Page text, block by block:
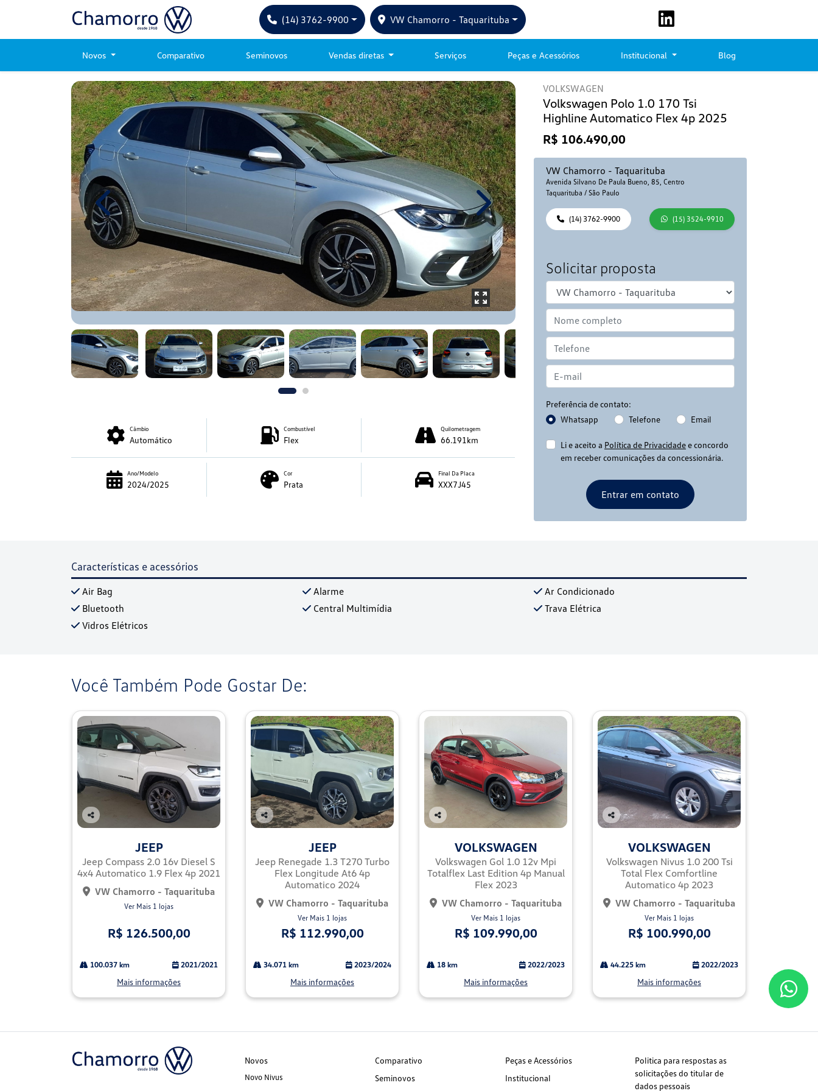
(14) 3762-9900 VW Chamorro - Taquarituba
Novos Comparativo Seminovos Vendas diretas Serviços Peças e Acessórios Institucional Blog
VOLKSWAGEN
Volkswagen Polo 1.0 170 Tsi
Highline Automatico Flex 4p 2025
R$ 106.490,00
VW Chamorro - Taquarituba
Avenida Silvano De Paula Bueno, 85, Centro
Taquarituba / São Paulo
(14) 3762-9900 (15) 3524-9910
Solicitar proposta
Preferência de contato:
Whatsapp
Telefone Email
Li e aceito a Política de Privacidadee concordo
em receber comunicações da concessionária.
Entrar em contato
Previous Next
Câmbio
Automático
Combustível
Flex
Quilometragem
66.191km
Ano/Modelo
2024/2025
Cor
Prata
Final Da Placa
XXX7J45
Características e acessórios
Air Bag Alarme
Ar Condicionado
Bluetooth
Central Multimídia
Trava Elétrica
Vidros Elétricos
Você Também Pode Gostar De:
Co
lhe
JEEP
Jeep Compass 2.0 16v Diesel S
4x4 Automatico 1.9 Flex 4p 2021
VW Chamorro - Taquarituba
Ver Mais 1 lojas
R$ 126.500,00
100.037 km 2021/2021
Mais informações
Co
lhe
JEEP
Jeep Renegade 1.3 T270 Turbo
Flex Longitude At6 4p
Automatico 2024
VW Chamorro - Taquarituba
Ver Mais 1 lojas
R$ 112.990,00
34.071 km 2023/2024
Mais informações
Co
lhe
VOLKSWAGEN
Volkswagen Gol 1.0 12v Mpi
Totalflex Last Edition 4p Manual
Flex 2023
VW Chamorro - Taquarituba
Ver Mais 1 lojas
R$ 109.990,00
18 km 2022/2023
Mais informações
Co
lhe
VOLKSWAGEN
Volkswagen Nivus 1.0 200 Tsi
Total Flex Comfortline
Automatico 4p 2023
VW Chamorro - Taquarituba
Ver Mais 1 lojas
R$ 100.990,00
44.225 km 2022/2023
Mais informações
Novos
Novo Nivus
Comparativo
Seminovos
Peças e Acessórios
Institucional
Politica para respostas as
solicitações do titular de
dados pessoais